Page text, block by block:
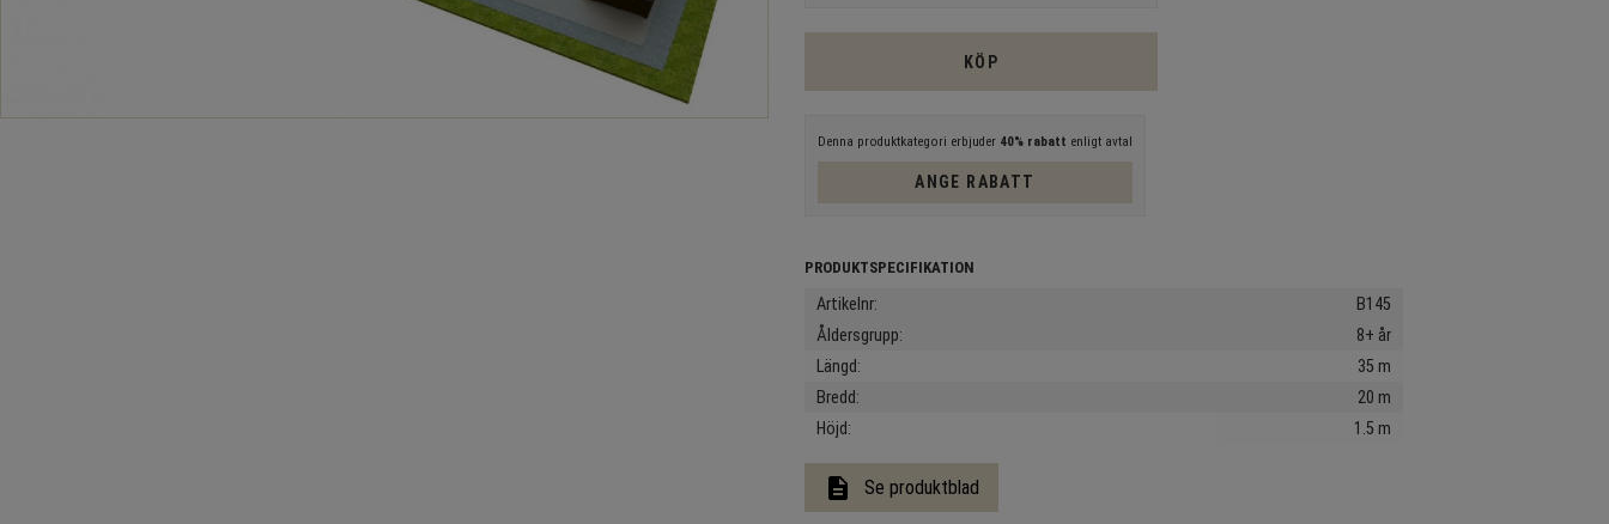
KÖP
Denna produktkategori erbjuder 40% rabatt enligt avtal
ANGE RABATT
Artikelnr
B145
Åldersgrupp
8+ år
Längd
35 m
Bredd
20 m
Höjd
1.5 m
description Se produktblad